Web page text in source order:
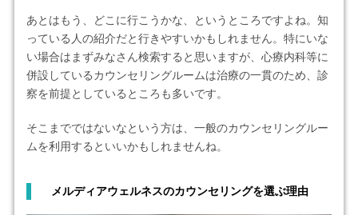
あとはもう、どこに行こうかな、というところですよね。知
っている人の紹介だと行きやすいかもしれません。特にいな
い場合はまずみなさん検索すると思いますが、心療内科等に
併設しているカウンセリングルームは治療の一貫のため、診
察を前提としているところも多いです。
そこまでではないなという方は、一般のカウンセリングルー
ムを利用するといいかもしれませんね。
メルディアウェルネスのカウンセリングを選ぶ理由